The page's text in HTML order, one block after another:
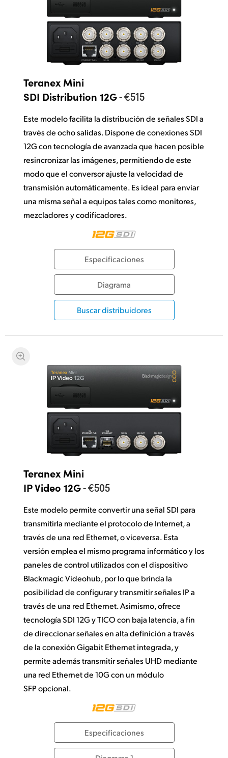
Teranex Mini
SDI Distribution 12G- €515
Este modelo facilita la distribución de señales SDI a
través de ocho salidas. Dispone de conexiones SDI
12G con tecnología de avanzada que hacen posible
resincronizar las imágenes, permitiendo de este
modo que el conversor ajuste la velocidad de
transmisión automáticamente. Es ideal para enviar
una misma señal a equipos tales como monitores,
mezcladores y codificadores.
Especificaciones
Diagrama
Buscar distribuidores
Teranex Mini
IP Video 12G- €505
Este modelo permite convertir una señal SDI para
transmitirla mediante el protocolo de Internet, a
través de una red Ethernet, o viceversa. Esta
versión emplea el mismo programa informático y los
paneles de control utilizados con el dispositivo
Blackmagic Videohub, por lo que brinda la
posibilidad de configurar y transmitir señales IP a
través de una red Ethernet. Asimismo, ofrece
tecnología SDI 12G y TICO con baja latencia, a fin
de direccionar señales en alta definición a través
de la conexión Gigabit Ethernet integrada, y
permite además transmitir señales UHD mediante
una red Ethernet de 10G con un módulo
SFP opcional.
Especificaciones